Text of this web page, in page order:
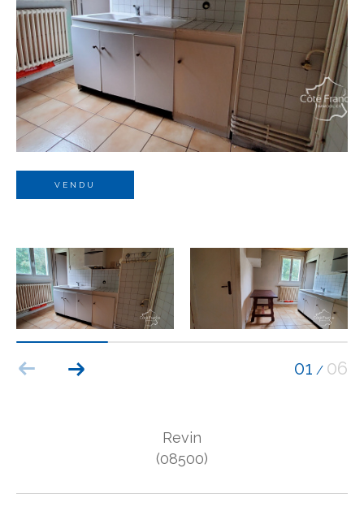
VENDU
01 / 06
Revin
(08500)
Budget
Budget
Surface
Surface
Pièces
Référence
AFFINER LES CRITÈRES
TERRASSE PARKING PISCINE